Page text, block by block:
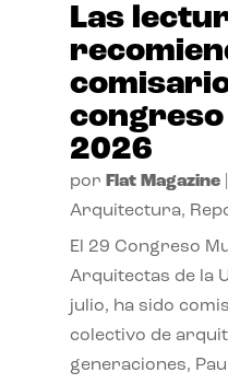
Las
congreso
2026
por Flat Magazine|
Arquitectura,
El 29 Congreso
Arquitectas de la
julio, ha sido
colectivo de
generaciones,